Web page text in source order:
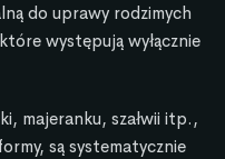
do uprawy rodzimych
występują wyłącznie
majeranku, szałwii itp.,
są systematycznie